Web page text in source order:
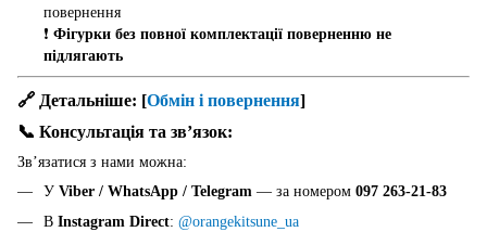
повернення
❗ Фігурки без повної комплектації поверненню не
підлягають
🔗 Детальніше: [Обмін і повернення]
📞 Консультація та звʼязок:
Звʼязатися з нами можна:
У Viber / WhatsApp / Telegram — за номером 097 263-21-83
В Instagram Direct: @orangekitsune_ua